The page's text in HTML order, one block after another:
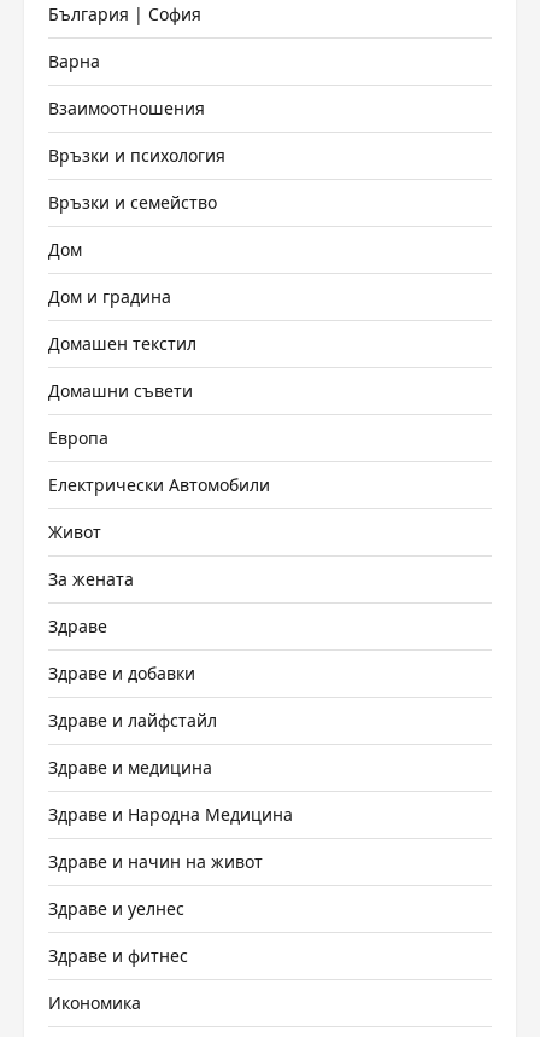
България | София
Варна
Взаимоотношения
Връзки и психология
Връзки и семейство
Дом
Дом и градина
Домашен текстил
Домашни съвети
Европа
Електрически Автомобили
Живот
За жената
Здраве
Здраве и добавки
Здраве и лайфстайл
Здраве и медицина
Здраве и Народна Медицина
Здраве и начин на живот
Здраве и уелнес
Здраве и фитнес
Икономика